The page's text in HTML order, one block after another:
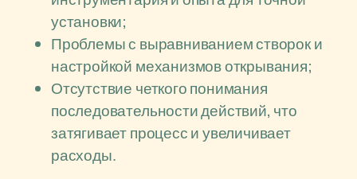
установки;
Проблемы с выравниванием створок и
настройкой механизмов открывания;
Отсутствие четкого понимания
последовательности действий, что
затягивает процесс и увеличивает
расходы.